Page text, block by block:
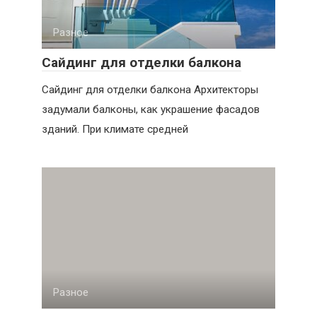
Разное
Сайдинг для отделки балкона
Сайдинг для отделки балкона Архитекторы
задумали балконы, как украшение фасадов
зданий. При климате средней
Разное